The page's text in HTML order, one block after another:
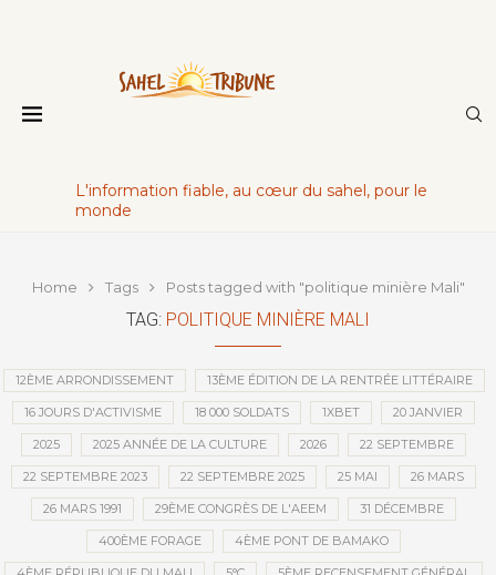
L'information fiable, au cœur du sahel, pour le
monde
Home Tags Posts tagged with "politique minière Mali"
TAG: POLITIQUE MINIÈRE MALI
12ÈME ARRONDISSEMENT 13ÈME ÉDITION DE LA RENTRÉE LITTÉRAIRE
16 JOURS D'ACTIVISME 18 000 SOLDATS 1XBET 20 JANVIER
2025 2025 ANNÉE DE LA CULTURE 2026 22 SEPTEMBRE
22 SEPTEMBRE 2023 22 SEPTEMBRE 2025 25 MAI 26 MARS
26 MARS 1991 29ÈME CONGRÈS DE L'AEEM 31 DÉCEMBRE
400ÈME FORAGE 4ÈME PONT DE BAMAKO